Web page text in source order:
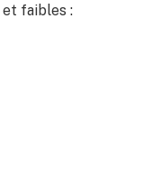
faibles :